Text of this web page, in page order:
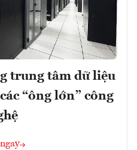
trung tâm dữ liệu
“ông lớn” công